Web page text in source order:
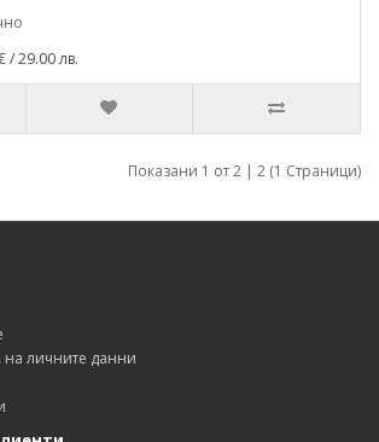
лв.
Показани 1 от 2 | 2 (1 Страници)
на личните данни